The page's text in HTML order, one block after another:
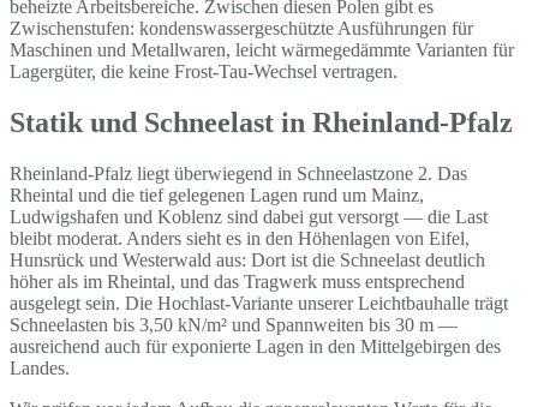
beheizte Arbeitsbereiche. Zwischen diesen Polen gibt es
Zwischenstufen: kondenswassergeschützte Ausführungen für
Maschinen und Metallwaren, leicht wärmegedämmte Varianten für
Lagergüter, die keine Frost-Tau-Wechsel vertragen.
Statik und Schneelast in Rheinland-Pfalz
Rheinland-Pfalz liegt überwiegend in Schneelastzone 2. Das
Rheintal und die tief gelegenen Lagen rund um Mainz,
Ludwigshafen und Koblenz sind dabei gut versorgt — die Last
bleibt moderat. Anders sieht es in den Höhenlagen von Eifel,
Hunsrück und Westerwald aus: Dort ist die Schneelast deutlich
höher als im Rheintal, und das Tragwerk muss entsprechend
ausgelegt sein. Die Hochlast-Variante unserer Leichtbauhalle trägt
Schneelasten bis 3,50 kN/m² und Spannweiten bis 30 m —
ausreichend auch für exponierte Lagen in den Mittelgebirgen des
Landes.